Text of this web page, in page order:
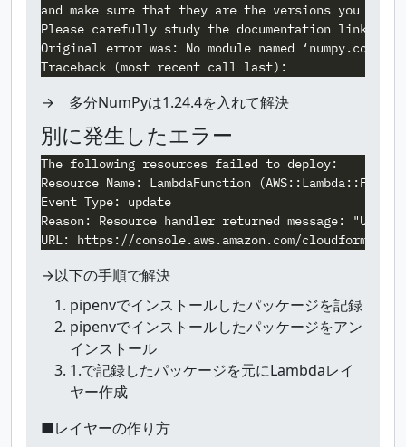
and make sure that they are the versions you
Please carefully study the documentation linked
Original error was: No module named
→ 多分NumPyは1.24.4を入れて解決
別に発生したエラー
The following resources failed to deploy:
Resource Name: LambdaFunction
Event Type: update
Reason: Resource handler returned message:
→以下の手順で解決
pipenvでインストールしたパッケージを記録
pipenvでインストールしたパッケージをアン
インストール
1.で記録したパッケージを元にLambdaレイ
ヤー作成
■レイヤーの作り方